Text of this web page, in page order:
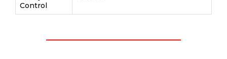
Control